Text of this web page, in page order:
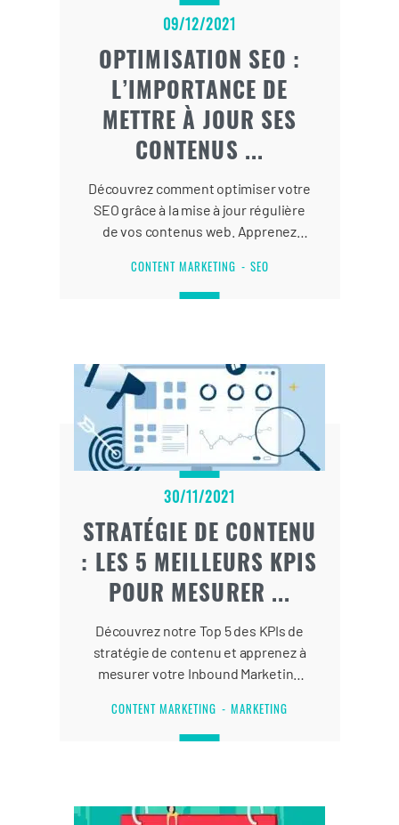
09/12/2021
OPTIMISATION SEO :
L’IMPORTANCE DE
METTRE À JOUR SES
CONTENUS ...
Découvrez comment optimiser votre
SEO grâce à la mise à jour régulière
de vos contenus web. Apprenez
référencement naturel.
CONTENT MARKETING SEO
30/11/2021
STRATÉGIE DE CONTENU
: LES 5 MEILLEURS KPIS
POUR MESURER ...
Découvrez notre Top 5 des KPIs de
stratégie de contenu et apprenez à
mesurer votre Inbound Marketing
performance.
CONTENT MARKETING MARKETING